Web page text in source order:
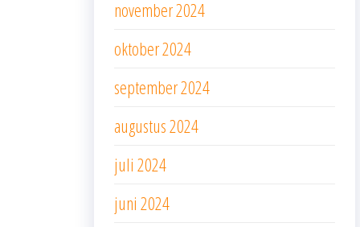
november 2024
oktober 2024
september 2024
augustus 2024
juli 2024
juni 2024